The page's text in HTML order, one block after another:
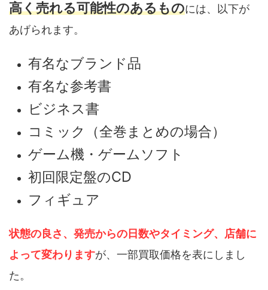
高く売れる可能性のあるものには、以下が
あげられます。
有名なブランド品
有名な参考書
ビジネス書
コミック（全巻まとめの場合）
ゲーム機・ゲームソフト
初回限定盤のCD
フィギュア
状態の良さ、発売からの日数やタイミング、店舗に
よって変わりますが、一部買取価格を表にしまし
た。